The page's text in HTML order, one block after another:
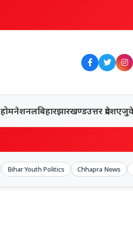
होमनेशनलबिहारझारखण्डउत्तर प्रदेश
Bihar Youth Politics Chhapra News